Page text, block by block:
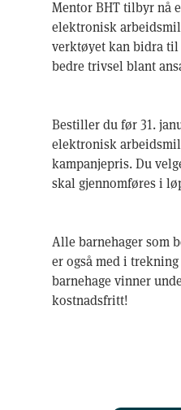
Mentor BHT tilbyr nå
elektronisk
verktøyet kan bidra
bedre trivsel blant
Bestiller du før 31.
elektronisk
kampanjepris. Du
skal gjennomføres i
Alle barnehager som
er også med i
barnehage vinner
kostnadsfritt!